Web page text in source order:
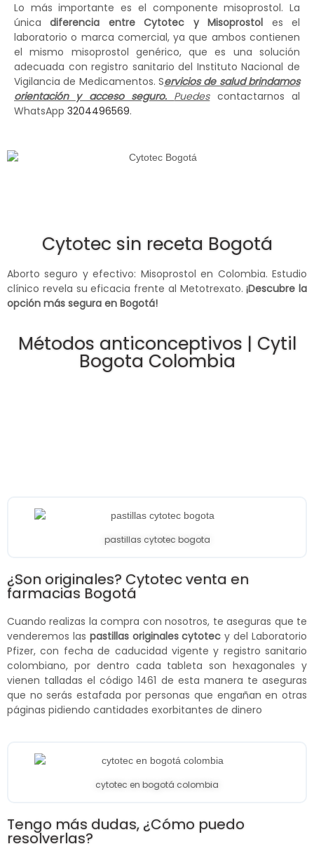
Lo más importante es el componente misoprostol. La
únicadiferencia entre Cytotec y Misoprostol es el
laboratorio o marca comercial, ya que ambos contienen
el mismo misoprostol genérico, que es una solución
adecuada con registro sanitario del Instituto Nacional de
Vigilancia de Medicamentos. Servicios de salud brindamos
orientación y acceso seguro. Puedescontactarnos al
WhatsApp 3204496569.
Cytotec sin receta Bogotá
Aborto seguro y efectivo: Misoprostol en Colombia. Estudio
clínico revela su eficacia frente al Metotrexato.¡Descubre la
opción más segura en Bogotá!
Métodos anticonceptivos | Cytil
Bogota Colombia
pastillas cytotec bogota
¿Son originales? Cytotec venta en
farmacias Bogotá
Cuando realizas la compra con nosotros, te aseguras que te
venderemos las pastillas originales cytotec y del Laboratorio
Pfizer, con fecha de caducidad vigente y registro sanitario
colombiano, por dentro cada tableta son hexagonales y
vienen talladas el código 1461 de esta manera te aseguras
que no serás estafada por personas que engañan en otras
páginas pidiendo cantidades exorbitantes de dinero
cytotec en bogotá colombia
Tengo más dudas, ¿Cómo puedo
resolverlas?